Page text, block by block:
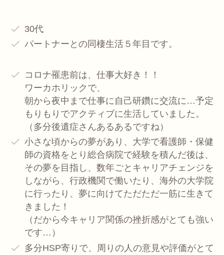
30代
パートナーとの同棲生活５年目です。
コロナ罹患前は、仕事大好き！！
ワーカホリックで、
朝から夜中まで仕事に自己研鑽に交流に…予定
もりもりでアクティブに生活していました。
（多分後遺症さんあるあるですね）
小さな頃からの夢があり、大学で看護師・保健
師の資格をとり総合病院で経験を積んだ後は、
その夢を目指し、数年ごとキャリアチェンジを
しながら、行政機関で働いたり、海外の大学院
に行ったり、夢に向けてただただ一筋に生きて
きました！
（だから今キャリア関係の挫折感がとても強い
です…）
多分HSP寄りで、周りの人の意見や評価がとて